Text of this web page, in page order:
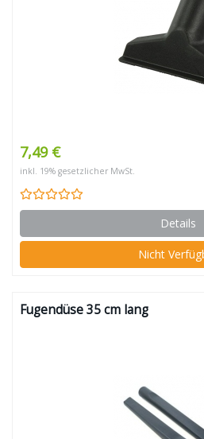
7,49 €
inkl. 19% gesetzlicher MwSt.
Details
Nicht
Fugendüse 35 cm lang